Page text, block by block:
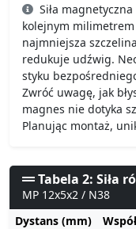
Siła
kolejnym
najmniejsza
redukuje udźwig.
styku
Zwróć uwagę, jak
magnes nie dotyka
Planując montaż,
Tabela 2: Siła
MP 12x5x2 / N38
Dystans (mm)